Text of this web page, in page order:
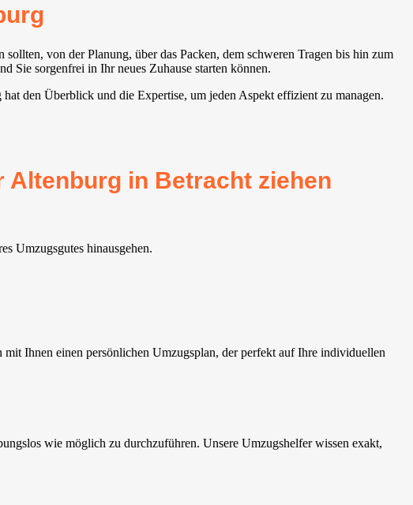
von der Planung, über das Packen, dem schweren Tragen bis hin zum
Sie sorgenfrei in Ihr neues Zuhause starten können.
den Überblick und die Expertise, um jeden Aspekt effizient zu managen.
in Betracht ziehen
Umzugsgutes hinausgehen.
Ihnen einen persönlichen Umzugsplan, der perfekt auf Ihre individuellen
wie möglich zu durchzuführen. Unsere Umzugshelfer wissen exakt,